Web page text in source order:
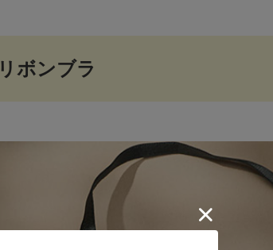
リボンブラ